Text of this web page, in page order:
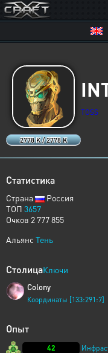
2778 K / 2778 K
TOSS
Статистика
Страна
Россия
ТОП 3657
Очков 2 777 855
Альянс Тень
СтолицаКлючи
Colony
Координаты [133:291:7]
Опыт
42